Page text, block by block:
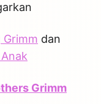
Grimm dan
Grimm